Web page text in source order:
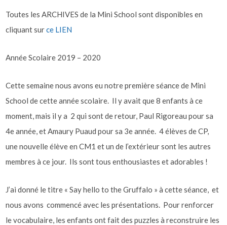
Toutes les ARCHIVES de la Mini School sont disponibles en
cliquant surce LIEN
Année Scolaire 2019 – 2020
Cette semaine nous avons eu notre première séance de Mini
School de cette année scolaire. Il y avait que 8 enfants à ce
moment, mais il y a 2 qui sont de retour, Paul Rigoreau pour sa
4e année, et Amaury Puaud pour sa 3e année. 4 élèves de CP,
une nouvelle élève en CM1 et un de l’extérieur sont les autres
membres à ce jour. Ils sont tous enthousiastes et adorables !
J’ai donné le titre « Say hello to the Gruffalo » à cette séance, et
nous avons commencé avec les présentations. Pour renforcer
le vocabulaire, les enfants ont fait des puzzles à reconstruire les